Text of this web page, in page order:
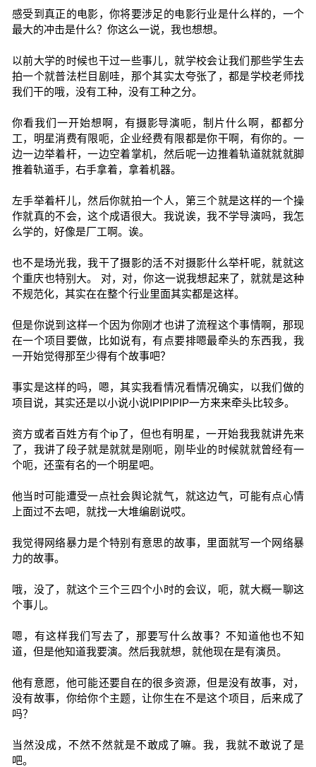
感受到真正的电影，你将要涉足的电影行业是什么样的，一个
最大的冲击是什么？你这么一说，我也想想。
以前大学的时候也干过一些事儿，就学校会让我们那些学生去
拍一个就普法栏目剧哇，那个其实太夸张了，都是学校老师找
我们干的哦，没有工种，没有工种之分。
你看我们一开始想啊，有摄影导演呃，制片什么啊，都都分
工，明星消费有限呃，企业经费有限都是你干啊，有你的。一
边一边举着杆，一边空着掌机，然后呢一边推着轨道就就就脚
推着轨道手，右手拿着，拿着机器。
左手举着杆儿，然后你就拍一个人，第三个就是这样的一个操
作就真的不会，这个成语很大。我说诶，我不学导演吗，我怎
么学的，好像是厂工啊。诶。
也不是场光我，我干了摄影的活不对摄影什么举杆呢，就就这
个重庆也特别大。 对，对，你这一说我想起来了，就就是这种
不规范化，其实在在整个行业里面其实都是这样。
但是你说到这样一个因为你刚才也讲了流程这个事情啊，那现
在一个项目要做，比如说有，有点要排嗯最牵头的东西我，我
一开始觉得那至少得有个故事吧？
事实是这样的吗，嗯，其实我看情况看情况确实，以我们做的
项目说，其实还是以小说小说IPIPIPIP一方来来牵头比较多。
资方或者百姓方有个ip了，但也有明星，一开始我我就讲先来
了，我讲了段子就是就就是刚呃，刚毕业的时候就就曾经有一
个呃，还蛮有名的一个明星吧。
他当时可能遭受一点社会舆论就气，就这边气，可能有点心情
上面过不去吧，就找一大堆编剧说哎。
我觉得网络暴力是个特别有意思的故事，里面就写一个网络暴
力的故事。
哦，没了，就这个三个三四个小时的会议，呃，就大概一聊这
个事儿。
嗯，有这样我们写去了，那要写什么故事？不知道他也不知
道，但是他知道我要演。然后我就想，就他现在是有演员。
他有意愿，他可能还要自在的很多资源，但是没有故事，对，
没有故事，你给你个主题，让你生在不是这个项目，后来成了
吗？
当然没成，不然不然就是不敢成了嘛。我，我就不敢说了是
吧。